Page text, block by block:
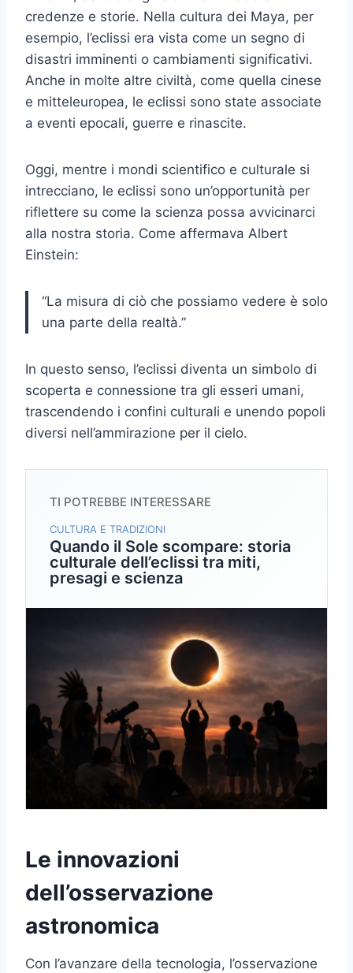
credenze e storie. Nella cultura dei Maya, per
esempio, l’eclissi era vista come un segno di
disastri imminenti o cambiamenti significativi.
Anche in molte altre civiltà, come quella cinese
e mitteleuropea, le eclissi sono state associate
a eventi epocali, guerre e rinascite.
Oggi, mentre i mondi scientifico e culturale si
intrecciano, le eclissi sono un’opportunità per
riflettere su come la scienza possa avvicinarci
alla nostra storia. Come affermava Albert
Einstein:
“La misura di ciò che possiamo vedere è solo
una parte della realtà.”
In questo senso, l’eclissi diventa un simbolo di
scoperta e connessione tra gli esseri umani,
trascendendo i confini culturali e unendo popoli
diversi nell’ammirazione per il cielo.
TI POTREBBE INTERESSARE
CULTURA E TRADIZIONI
Quando il Sole scompare: storia
culturale dell’eclissi tra miti,
presagi e scienza
Le innovazioni
dell’osservazione
astronomica
Con l’avanzare della tecnologia, l’osservazione